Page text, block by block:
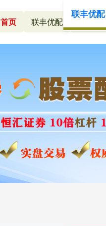
首页 联丰优配 配资炒股
联丰优